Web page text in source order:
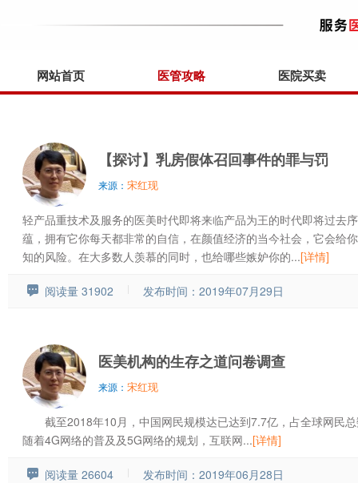
网站首页 医管攻略 医院买卖
【探讨】乳房假体召回事件的罪与罚
来源： 宋红现
轻产品重技术及服务的医美时代即将来临产品为王的时代即将过去
蕴，拥有它你每天都非常的自信，在颜值经济的当今社会，它会给
知的风险。在大多数人羡慕的同时，也给哪些嫉妒你的...[详情]
阅读量 31902 发布时间：2019年07月29日
医美机构的生存之道问卷调查
来源： 宋红现
截至2018年10月，中国网民规模达已达到7.7亿，占全球网民总
随着4G网络的普及及5G网络的规划，互联网...[详情]
阅读量 26604 发布时间：2019年06月28日